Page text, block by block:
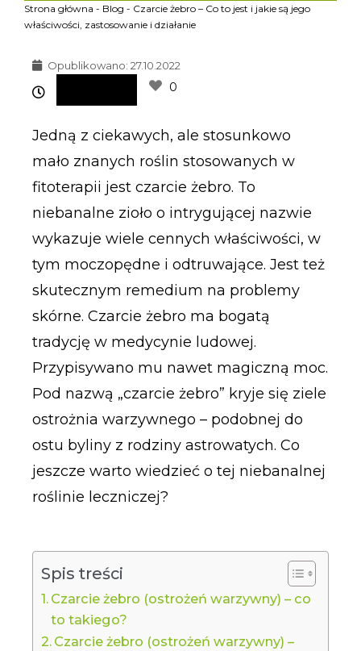
Strona główna - Blog - Czarcie żebro – Co to jest i jakie są jego
właściwości, zastosowanie i działanie
Opublikowano: 27.10.2022
0
Jedną z ciekawych, ale stosunkowo
mało znanych roślin stosowanych w
fitoterapii jest czarcie żebro. To
niebanalne zioło o intrygującej nazwie
wykazuje wiele cennych właściwości, w
tym moczopędne i odtruwające. Jest też
skutecznym remedium na problemy
skórne. Czarcie żebro ma bogatą
tradycję w medycynie ludowej.
Przypisywano mu nawet magiczną moc.
Pod nazwą „czarcie żebro” kryje się ziele
ostrożnia warzywnego – podobnej do
ostu byliny z rodziny astrowatych. Co
jeszcze warto wiedzieć o tej niebanalnej
roślinie leczniczej?
Spis treści
Czarcie żebro (ostrożeń warzywny) – co
to takiego?
Czarcie żebro (ostrożeń warzywny) –